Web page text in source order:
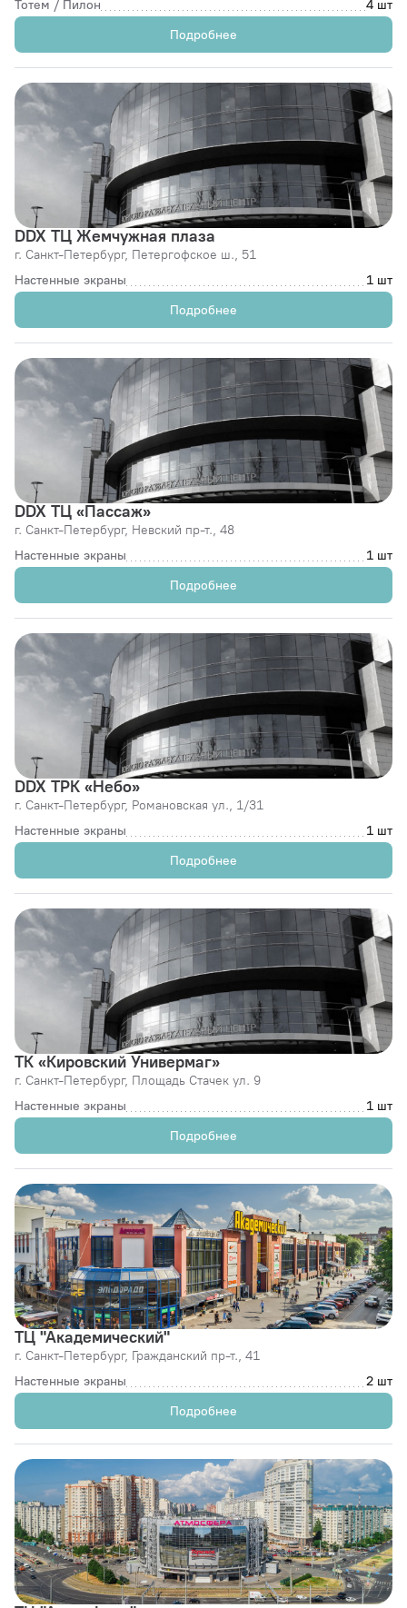
Тотем / Пилон
4 шт
Подробнее
DDX ТЦ Жемчужная плаза
г. Санкт-Петербург, Петергофское ш., 51
Настенные экраны
1 шт
Подробнее
DDX ТЦ «Пассаж»
г. Санкт-Петербург, Невский пр-т., 48
Настенные экраны
1 шт
Подробнее
DDX ТРК «Небо»
г. Санкт-Петербург, Романовская ул., 1/31
Настенные экраны
1 шт
Подробнее
ТК «Кировский Универмаг»
г. Санкт-Петербург, Площадь Стачек ул. 9
Настенные экраны
1 шт
Подробнее
ТЦ "Академический"
г. Санкт-Петербург, Граждaнский пр-т., 41
Настенные экраны
2 шт
Подробнее